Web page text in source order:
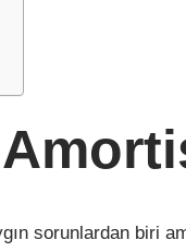
sorunlardan biri